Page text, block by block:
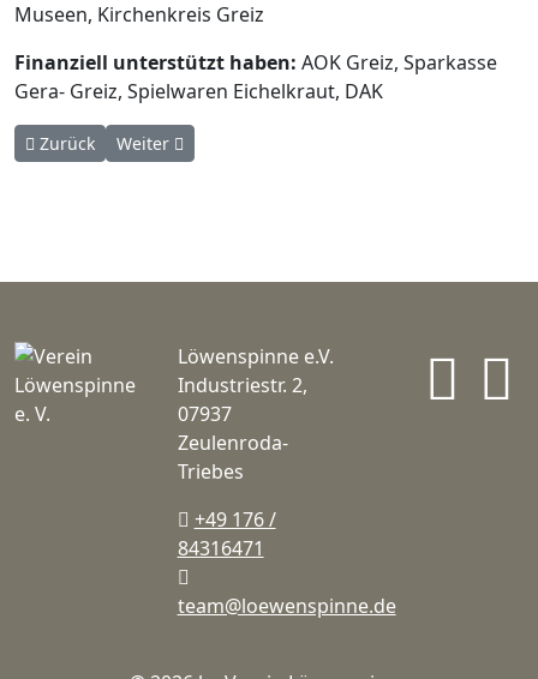
Museen, Kirchenkreis Greiz
Finanziell unterstützt haben: AOK Greiz, Sparkasse
Gera- Greiz, Spielwaren Eichelkraut, DAK
Vorheriger Beitrag: Greizer Märchen-Fenster 2023
Zurück Nächster Beitrag: Greizer Märchen-Fenster 2021
Weiter
Löwenspinne e.V.
Industriestr. 2,
07937
Zeulenroda-
Triebes
+49 176 /
84316471
team@loewenspinne.de